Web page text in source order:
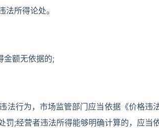
所得论处。
金额无依据的;
法行为，市场监管部门应当依据《价格违
罚;经营者违法所得能够明确计算的，应当